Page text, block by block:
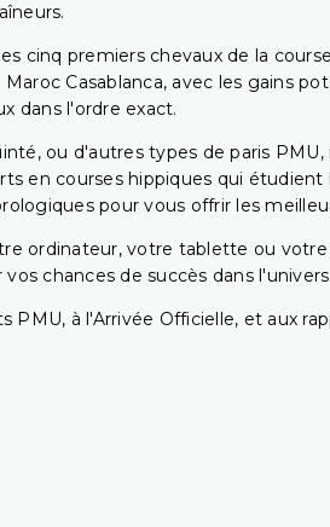
cinq premiers chevaux de la
Casablanca, avec les gains
dans l'ordre exact.
ou d'autres types de paris
en courses hippiques qui
pour vous offrir les
ordinateur, votre tablette ou
chances de succès dans l'univers
à l'Arrivée Officielle, et aux